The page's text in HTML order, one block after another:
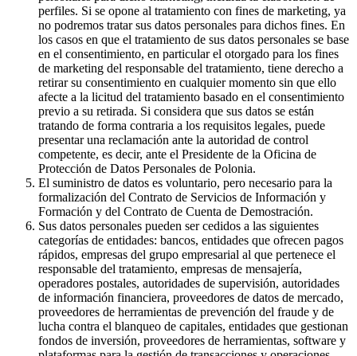
perfiles. Si se opone al tratamiento con fines de marketing, ya
no podremos tratar sus datos personales para dichos fines. En
los casos en que el tratamiento de sus datos personales se base
en el consentimiento, en particular el otorgado para los fines
de marketing del responsable del tratamiento, tiene derecho a
retirar su consentimiento en cualquier momento sin que ello
afecte a la licitud del tratamiento basado en el consentimiento
previo a su retirada. Si considera que sus datos se están
tratando de forma contraria a los requisitos legales, puede
presentar una reclamación ante la autoridad de control
competente, es decir, ante el Presidente de la Oficina de
Protección de Datos Personales de Polonia.
El suministro de datos es voluntario, pero necesario para la
formalización del Contrato de Servicios de Información y
Formación y del Contrato de Cuenta de Demostración.
Sus datos personales pueden ser cedidos a las siguientes
categorías de entidades: bancos, entidades que ofrecen pagos
rápidos, empresas del grupo empresarial al que pertenece el
responsable del tratamiento, empresas de mensajería,
operadores postales, autoridades de supervisión, autoridades
de información financiera, proveedores de datos de mercado,
proveedores de herramientas de prevención del fraude y de
lucha contra el blanqueo de capitales, entidades que gestionan
fondos de inversión, proveedores de herramientas, software y